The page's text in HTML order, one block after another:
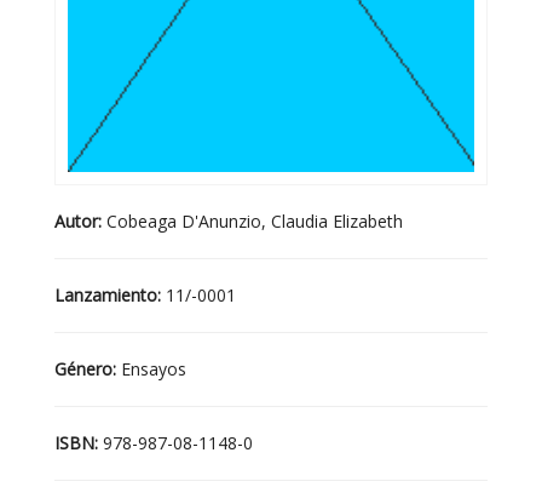
Autor: Cobeaga D'Anunzio, Claudia Elizabeth
Lanzamiento: 11/-0001
Género: Ensayos
ISBN: 978-987-08-1148-0